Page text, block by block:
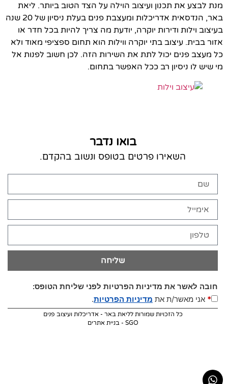
מנת לבצע את תכנון ועיצוב הוילה על הצד הטוב ביותר. ליאת
באר, הנדסאית אדריכלות ומעצבת פנים בעלת ניסיון של 20 שנה
בעיצוב וילות ודירות יוקרה, יודעת מה צריך להיות בכל חדר או
אזור בבית. עיצוב בתי יוקרה ווילות הוא תחום ספציפי מאוד ולא
כל מעצב פנים יכול לתת את השירות הזה. לכן חשוב לפנות אל
מי שיש לו ניסיון רב ככל האפשר בתחום.
בואו נדבר
השאירו פרטים בטופס ונשוב בהקדם.
שליחה
חובה לאשר את מדיניות הפרטיות לפני שליחת הטופס:
* אני מאשר/ת את מדיניות הפרטיות.
כל הזכויות שמורות לליאת באר - אדריכלות ועיצוב פנים
SGO - בניית אתרים